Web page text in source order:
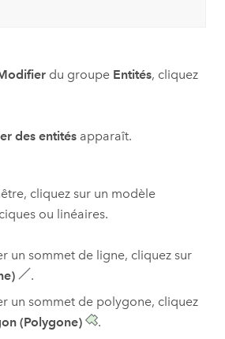
du groupe Entités, cliquez
des entitésapparaît.
cliquez sur un modèle
ou linéaires.
un sommet de ligne, cliquez sur
.
un sommet de polygone, cliquez
(Polygone)
.